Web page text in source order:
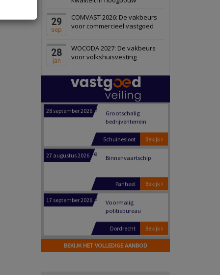
29
sep
COMVAST 2026: De vakbeurs
voor commercieel vastgoed
28
jan
WOCODA 2027: De vakbeurs
voor volkshuisvesting
Schiedam
22 september 2026 Attractiepark
Bekijk
Oranje
28 september 2026
bedrijventerrein
Schuinesloot
27 augustus 2026 Binnenvaartschip
Bekijk
Panheel
17 september 2026
Voormalig
Bekijk
Dordrecht
17 september 2026
Voormalig
politiebureau
Bekijk
Hilversum
17 september 2026
Voormalig
BEKIJK HET VOLLEDIGE AANBOD